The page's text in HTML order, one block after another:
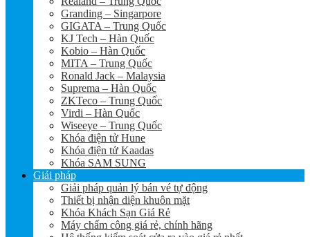
Granding – Singarpore
GIGATA – Trung Quốc
KJ Tech – Hàn Quốc
Kobio – Hàn Quốc
MITA – Trung Quốc
Ronald Jack – Malaysia
Suprema – Hàn Quốc
ZKTeco – Trung Quốc
Virdi – Hàn Quốc
Wiseeye – Trung Quốc
Khóa điện tử Hune
Khóa điện tử Kaadas
Khóa SAM SUNG
Giải pháp
Giải pháp quản lý bán vé tự động
Thiết bị nhận diện khuôn mặt
Khóa Khách Sạn Giá Rẻ
Máy chấm công giá rẻ, chính hãng